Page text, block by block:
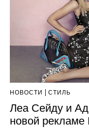
НОВОСТИ СТИЛЬ
Леа Сейду и
новой рекламе